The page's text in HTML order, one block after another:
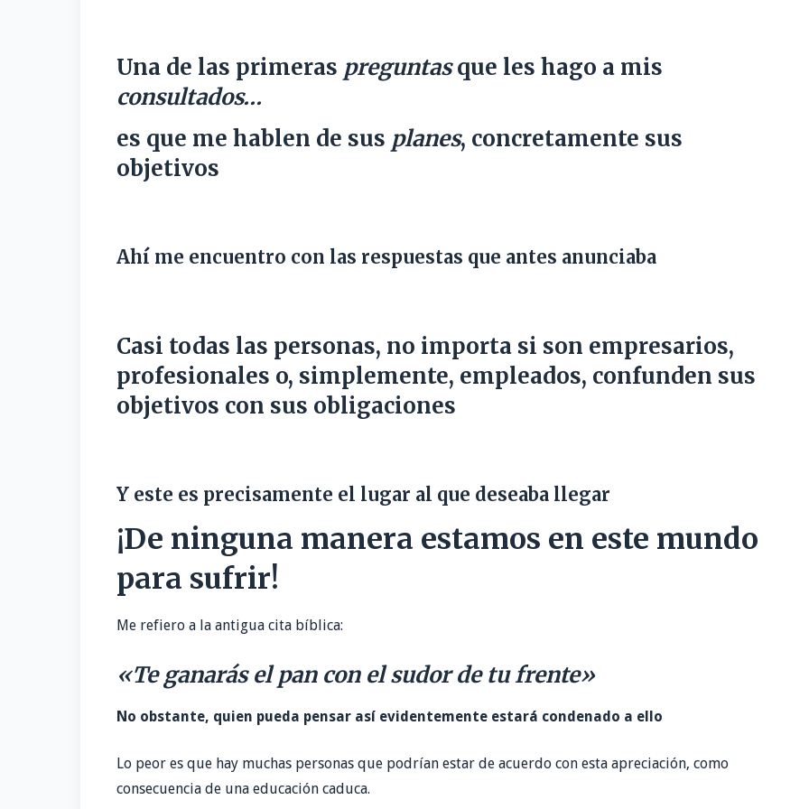
Una de las primeras preguntasque les hago a mis
consultados…
es que me hablen de sus planes, concretamente sus
objetivos
Ahí me encuentro con las respuestas que antes anunciaba
Casi todas las personas, no importa si son empresarios,
profesionales o, simplemente, empleados, confunden sus
objetivos con sus obligaciones
Y este es precisamente el lugar al que deseaba llegar
¡De ninguna manera estamos en este mundo
para sufrir!
Me refiero a la antigua cita bíblica:
«Te ganarás el pan con el sudor de tu frente»
No obstante, quien pueda pensar así evidentemente estará condenado a ello
Lo peor es que hay muchas personas que podrían estar de acuerdo con esta apreciación, como
consecuencia de una educación caduca.